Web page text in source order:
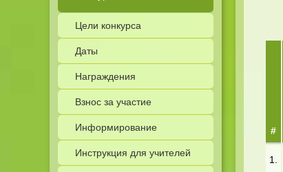
Цели конкурса
Даты
Награждения
Взнос за участие
Информирование
Инструкция для учителей
#
1.